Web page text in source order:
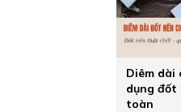
Diêm dài
dụng đốt
toàn